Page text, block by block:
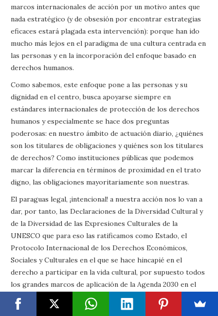
marcos internacionales de acción por un motivo antes que
nada estratégico (y de obsesión por encontrar estrategias
eficaces estará plagada esta intervención): porque han ido
mucho más lejos en el paradigma de una cultura centrada en
las personas y en la incorporación del enfoque basado en
derechos humanos.
Como sabemos, este enfoque pone a las personas y su
dignidad en el centro, busca apoyarse siempre en
estándares internacionales de protección de los derechos
humanos y especialmente se hace dos preguntas
poderosas: en nuestro ámbito de actuación diario, ¿quiénes
son los titulares de obligaciones y quiénes son los titulares
de derechos? Como instituciones públicas que podemos
marcar la diferencia en términos de proximidad en el trato
digno, las obligaciones mayoritariamente son nuestras.
El paraguas legal, ¡intencional! a nuestra acción nos lo van a
dar, por tanto, las Declaraciones de la Diversidad Cultural y
de la Diversidad de las Expresiones Culturales de la
UNESCO que para eso las ratificamos como Estado, el
Protocolo Internacional de los Derechos Económicos,
Sociales y Culturales en el que se hace hincapié en el
derecho a participar en la vida cultural, por supuesto todos
los grandes marcos de aplicación de la Agenda 2030 en el
ámbito bibliotecario, el marco local-global de la Agenda 21
de la cultura o también todo el trabajo desarrollado por las